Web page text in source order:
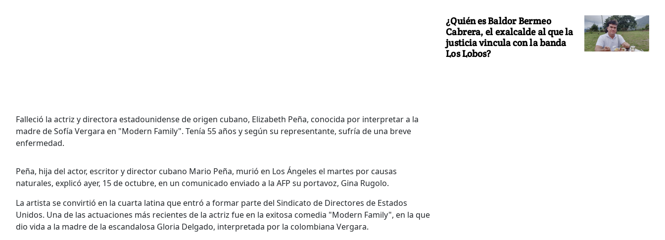
Falleció la actriz y directora estadounidense de origen cubano, Elizabeth Peña, conocida por interpretar a la
madre de Sofía Vergara en "Modern Family". Tenía 55 años y según su representante, sufría de una breve
enfermedad.
Peña, hija del actor, escritor y director cubano Mario Peña, murió en Los Ángeles el martes por causas
naturales, explicó ayer, 15 de octubre, en un comunicado enviado a la AFP su portavoz, Gina Rugolo.
La artista se convirtió en la cuarta latina que entró a formar parte del Sindicato de Directores de Estados
Unidos. Una de las actuaciones más recientes de la actriz fue en la exitosa comedia "Modern Family", en la que
dio vida a la madre de la escandalosa Gloria Delgado, interpretada por la colombiana Vergara.
¿Quién es Baldor Bermeo
Cabrera, el exalcalde al que la
justicia vincula con la banda
Los Lobos?